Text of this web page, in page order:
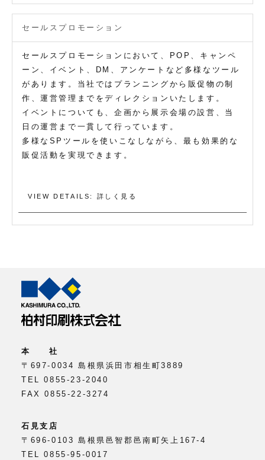
セールスプロモーション
セールスプロモーションにおいて、POP、キャンペ
ーン、イベント、DM、アンケートなど多様なツール
があります。当社ではプランニングから販促物の制
作、運営管理までをディレクションいたします。
イベントについても、企画から展示会場の設営、当
日の運営まで一貫して行っています。
多様なSPツールを使いこなしながら、最も効果的な
販促活動を実現できます。
VIEW DETAILS: 詳しく見る
本 社
〒697-0034 島根県浜田市相生町3889
TEL 0855-23-2040
FAX 0855-22-3274
石見支店
〒696-0103 島根県邑智郡邑南町矢上167-4
TEL 0855-95-0017